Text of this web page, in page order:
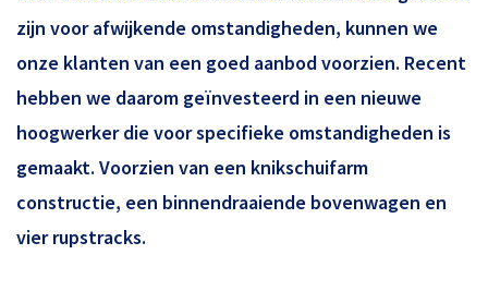
zijn voor afwijkende omstandigheden, kunnen we
onze klanten van een goed aanbod voorzien. Recent
hebben we daarom geïnvesteerd in een nieuwe
hoogwerker die voor specifieke omstandigheden is
gemaakt. Voorzien van een knikschuifarm
constructie, een binnendraaiende bovenwagen en
vier rupstracks.